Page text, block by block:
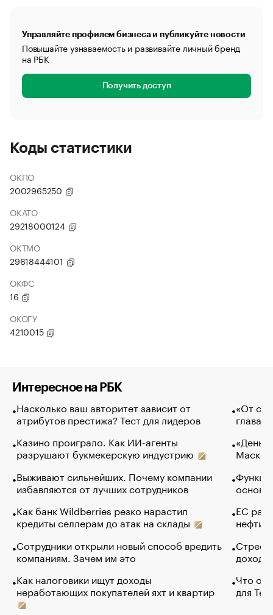
Управляйте профилем бизнеса и публикуйте новости
Повышайте узнаваемость и развивайте личный бренд
на РБК
Получить доступ
Коды статистики
ОКПО
2002965250
ОКАТО
29218000124
ОКТМО
29618444101
ОКФС
16
ОКОГУ
4210015
Интересное на РБК
Насколько ваш авторитет зависит от
атрибутов престижа? Тест для лидеров
Казино проиграло. Как ИИ-агенты
разрушают букмекерскую индустрию
Выживают сильнейших. Почему компании
избавляются от лучших сотрудников
Как банк Wildberries резко нарастил
кредиты селлерам до атак на склады
Сотрудники открыли новый способ вредить
компаниям. Зачем им это
Как налоговики ищут доходы
неработающих покупателей яхт и квартир
«От
глава
Маск в
основ
ЕС
нефти
Что
для